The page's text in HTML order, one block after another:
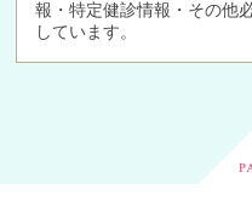
報・特定健診情報・その他
しています。